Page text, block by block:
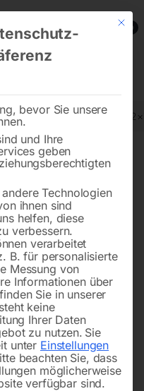
0
Kesselbatterie KB
Mit
bevor Sie unsere
und Ihre
geben
Technologien
ihnen sind
helfen, diese
verbessern.
verarbeitet
B. für personalisierte
Messung von
Informationen über
Sie in unserer
keine
Ihrer Daten
zu nutzen. Sie
unter Einstellungen
beachten Sie, dass
möglicherweise
verfügbar sind.